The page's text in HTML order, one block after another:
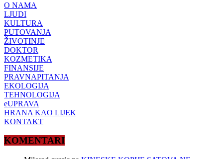
O NAMA
LJUDI
KULTURA
PUTOVANJA
ŽIVOTINJE
DOKTOR
KOZMETIKA
FINANSIJE
PRAVNAPITANJA
EKOLOGIJA
TEHNOLOGIJA
eUPRAVA
HRANA KAO LIJEK
KONTAKT
KOMENTARI